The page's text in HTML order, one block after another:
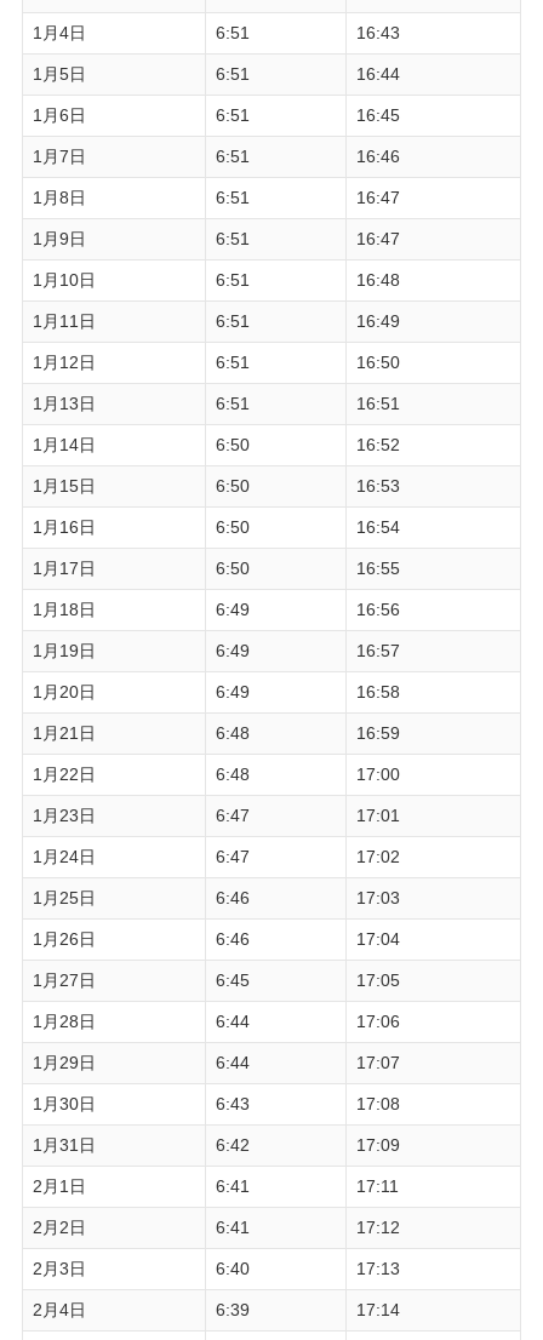
1月4日 6:51 16:43
1月5日 6:51 16:44
1月6日 6:51 16:45
1月7日 6:51 16:46
1月8日 6:51 16:47
1月9日 6:51 16:47
1月10日 6:51 16:48
1月11日 6:51 16:49
1月12日 6:51 16:50
1月13日 6:51 16:51
1月14日 6:50 16:52
1月15日 6:50 16:53
1月16日 6:50 16:54
1月17日 6:50 16:55
1月18日 6:49 16:56
1月19日 6:49 16:57
1月20日 6:49 16:58
1月21日 6:48 16:59
1月22日 6:48 17:00
1月23日 6:47 17:01
1月24日 6:47 17:02
1月25日 6:46 17:03
1月26日 6:46 17:04
1月27日 6:45 17:05
1月28日 6:44 17:06
1月29日 6:44 17:07
1月30日 6:43 17:08
1月31日 6:42 17:09
2月1日 6:41 17:11
2月2日 6:41 17:12
2月3日 6:40 17:13
2月4日 6:39 17:14